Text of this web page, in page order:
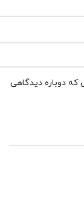
که دوباره دیدگاهی